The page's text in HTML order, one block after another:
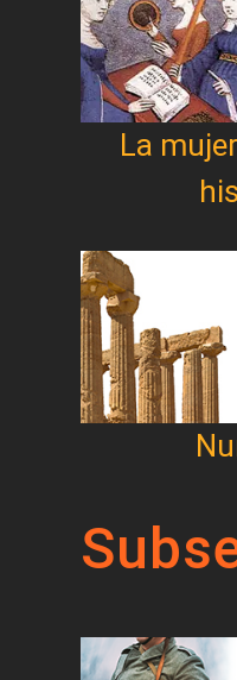
La